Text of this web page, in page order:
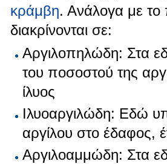
κράμβη. Ανάλογα με το
διακρίνονται σε:
Αργιλοπηλώδη: Στα
του ποσοστού της
ίλυος
Ιλυοαργιλώδη: Εδώ
αργίλου στο έδαφος,
Αργιλοαμμώδη: Στα